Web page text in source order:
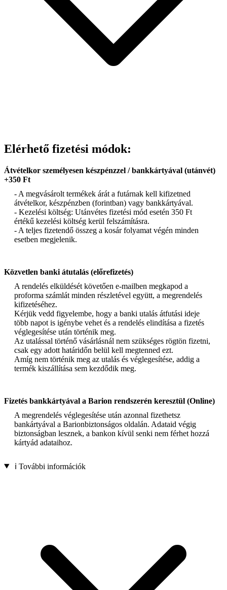
Elérhető fizetési módok:
Átvételkor személyesen készpénzzel / bankkártyával (utánvét)
+350 Ft
- A megvásárolt termékek árát a futárnak kell kifizetned
átvételkor, készpénzben (forintban) vagy bankkártyával.
- Kezelési költség: Utánvétes fizetési mód esetén 350 Ft
értékű kezelési költség kerül felszámításra.
- A teljes fizetendő összeg a kosár folyamat végén minden
esetben megjelenik.
Közvetlen banki átutalás (előrefizetés)
A rendelés elküldését követően e-mailben megkapod a
proforma számlát minden részletével együtt, a megrendelés
kifizetéséhez.
Kérjük vedd figyelembe, hogy a banki utalás átfutási ideje
több napot is igénybe vehet és a rendelés elindítása a fizetés
véglegesítése után történik meg.
Az utalással történő vásárlásnál nem szükséges rögtön fizetni,
csak egy adott határidőn belül kell megtenned ezt.
Amíg nem történik meg az utalás és véglegesítése, addig a
termék kiszállítása sem kezdődik meg.
Fizetés bankkártyával a Barion rendszerén keresztül (Online)
A megrendelés véglegesítése után azonnal fizethetsz
bankártyával a Barionbiztonságos oldalán. Adataid végig
biztonságban lesznek, a bankon kívül senki nem férhet hozzá
kártyád adataihoz.
ℹ️ További információk